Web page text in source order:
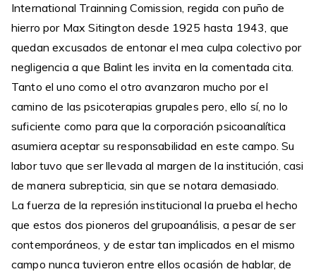
International Trainning Comission, regida con puño de
hierro por Max Sitington desde 1925 hasta 1943, que
quedan excusados de entonar el mea culpa colectivo por
negligencia a que Balint les invita en la comentada cita.
Tanto el uno como el otro avanzaron mucho por el
camino de las psicoterapias grupales pero, ello sí, no lo
suficiente como para que la corporación psicoanalítica
asumiera aceptar su responsabilidad en este campo. Su
labor tuvo que ser llevada al margen de la institución, casi
de manera subrepticia, sin que se notara demasiado.
La fuerza de la represión institucional la prueba el hecho
que estos dos pioneros del grupoanálisis, a pesar de ser
contemporáneos, y de estar tan implicados en el mismo
campo nunca tuvieron entre ellos ocasión de hablar, de